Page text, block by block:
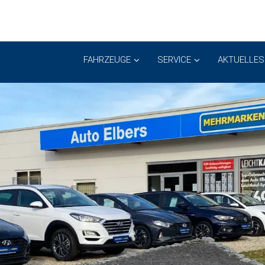
FAHRZEUGE SERVICE AKTUELLES